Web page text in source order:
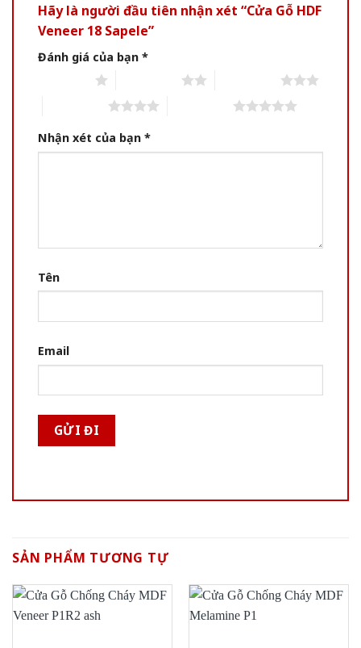
Hãy là người đầu tiên nhận xét “Cửa Gỗ HDF
Veneer 18 Sapele”
Đánh giá của bạn *
Nhận xét của bạn *
Tên
Email
SẢN PHẨM TƯƠNG TỰ